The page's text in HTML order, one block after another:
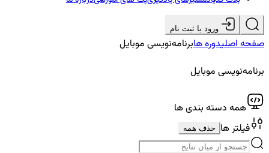
ورود یا ثبت نام
صفحه اصلیدوره هابرنامه‌نویسی موبایل
برنامه‌نویسی موبایل
همه دسته بندی ها
فیلتر ها
حذف همه